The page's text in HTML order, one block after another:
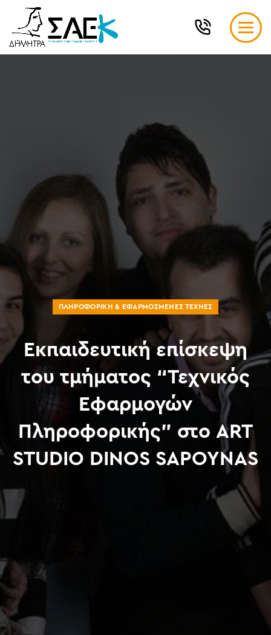
ΠΛΗΡΟΦΟΡΙΚΉ & ΕΦΑΡΜΟΣΜΈΝΕΣ ΤΈΧΝΕΣ
Eκπαιδευτική επίσκεψη
του τμήματος “Τεχνικός
Εφαρμογών
Πληροφορικής” στο ART
STUDIO DINOS SAPOYNAS